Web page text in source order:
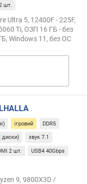
шт.
Ultra 5, 12400F - 225F,
Ti, ОЗП 16 ГБ - без
Windows 11, без ОС
ігровий DDR5
диски) звук 7.1
2 шт. USB4 40Gbps
9, 9800X3D /